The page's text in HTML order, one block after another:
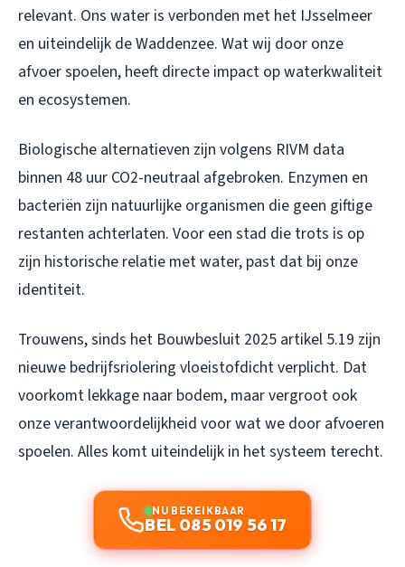
relevant. Ons water is verbonden met het IJsselmeer
en uiteindelijk de Waddenzee. Wat wij door onze
afvoer spoelen, heeft directe impact op waterkwaliteit
en ecosystemen.
Biologische alternatieven zijn volgens RIVM data
binnen 48 uur CO2-neutraal afgebroken. Enzymen en
bacteriën zijn natuurlijke organismen die geen giftige
restanten achterlaten. Voor een stad die trots is op
zijn historische relatie met water, past dat bij onze
identiteit.
Trouwens, sinds het Bouwbesluit 2025 artikel 5.19 zijn
nieuwe bedrijfsriolering vloeistofdicht verplicht. Dat
voorkomt lekkage naar bodem, maar vergroot ook
onze verantwoordelijkheid voor wat we door afvoeren
spoelen. Alles komt uiteindelijk in het systeem terecht.
NU BEREIKBAAR
BEL 085 019 56 17